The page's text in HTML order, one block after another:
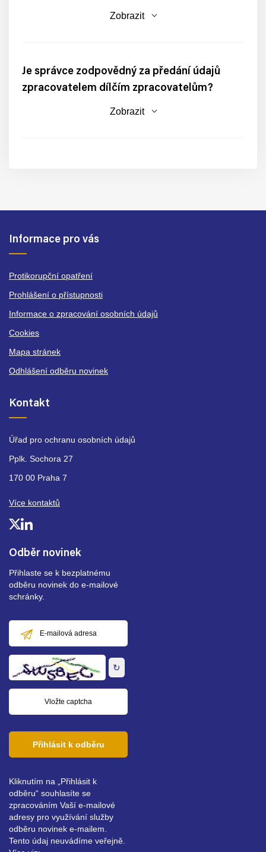
Zobrazit
Je správce zodpovědný za předání údajů
zpracovatelem dílčím zpracovatelům?
Zobrazit
Odběr novinek
Přihlaste se k bezplatnému
odběru novinek do e-mailové
schránky.
mailová
adresa
↻
Přihlásit k odběru
Kliknutím na „Přihlásit k
odběru“ souhlasíte se
zpracováním Vaší e-mailové
adresy pro využívání služby
odběru novinek e-mailem.
Tento údaj neuvádíme veřejně.
Informace pro vás
Protikorupční opatření
Prohlášení o přístupnosti
Informace o zpracování osobních údajů
Cookies
Mapa stránek
Odhlášení odběru novinek
Kontakt
Úřad pro ochranu osobních údajů
Pplk. Sochora 27
170 00 Praha 7
Více kontaktů